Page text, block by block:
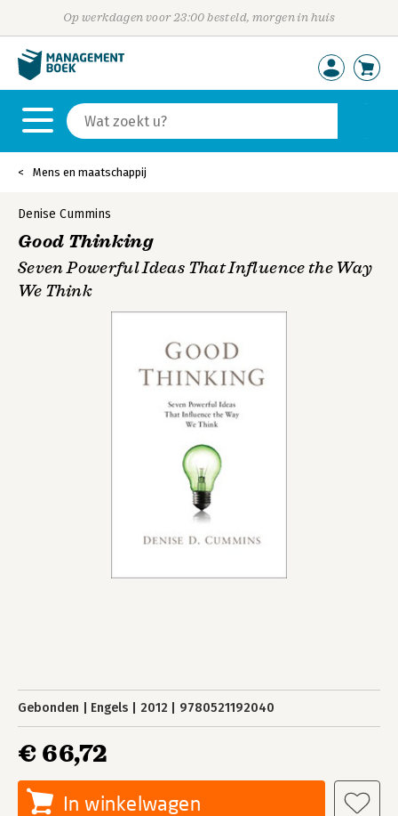
Op werkdagen voor 23:00 besteld, morgen in huis
Mens en maatschappij
Denise Cummins
Good Thinking
Seven Powerful Ideas That Influence the Way
We Think
Gebonden Engels 2012 9780521192040
€ 66,72
In winkelwagen